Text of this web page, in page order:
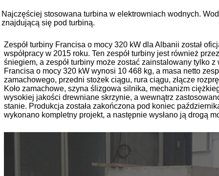
Rozwiązanie w postaci mikroturbiny Micro Turgo Mini
Cena generatora turbiny Kaplana dla elektrowni wodnej
Generator turbiny wodnej Francisa o mocy 320 kW z...
Generator turbiny Peltona do hydroelektrowni o mocy 1200
Najczęściej stosowana turbina w elektrowniach wodnych.
znajdującą się pod turbiną.
Zespół turbiny Francisa o mocy 320 kW dla Albanii został
współpracy w 2015 roku. Ten zespół turbiny jest również
śniegiem, a zespół turbiny może zostać zainstalowany tylko
Francisa o mocy 320 kW wynosi 10 468 kg, a masa netto
zamachowego, przedni stożek ciągu, rura ciągu, złącze
Koło zamachowe, szyna ślizgowa silnika, mechanizm
wysokiej jakości drewniane skrzynie, a wewnątrz
stanie. Produkcja została zakończona pod koniec
wykonano kompletny projekt, a następnie wysłano ją drogą